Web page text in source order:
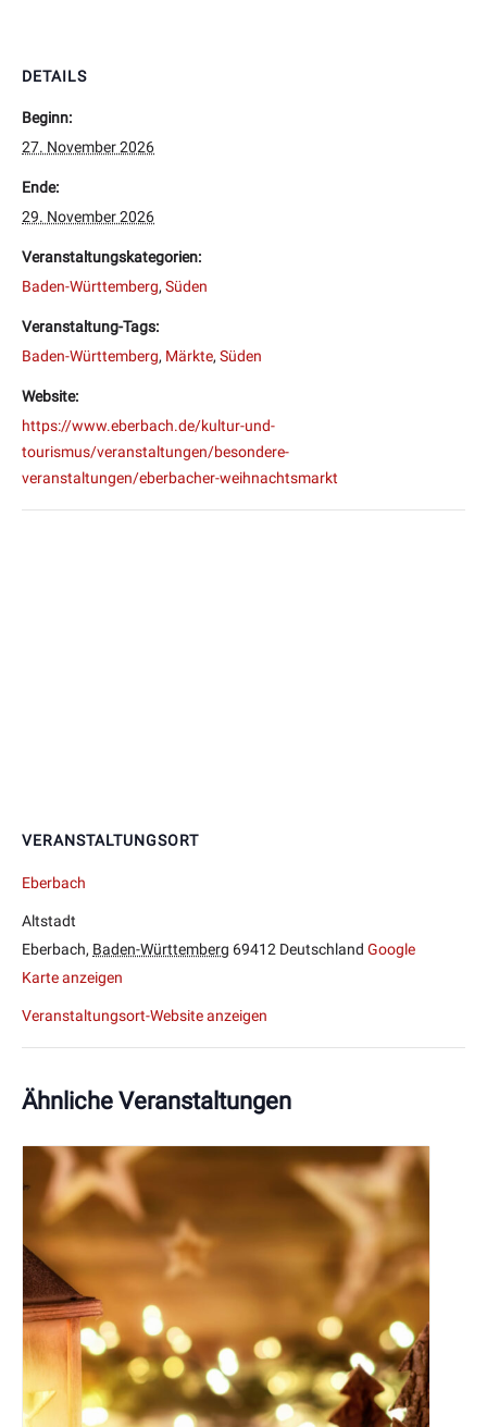
DETAILS
Beginn:
27. November 2026
Ende:
29. November 2026
Veranstaltungskategorien:
Baden-Württemberg, Süden
Veranstaltung-Tags:
Baden-Württemberg, Märkte, Süden
Website:
https://www.eberbach.de/kultur-und-
tourismus/veranstaltungen/besondere-
veranstaltungen/eberbacher-weihnachtsmarkt
VERANSTALTUNGSORT
Eberbach
Altstadt
Eberbach, Baden-Württemberg 69412 Deutschland Google
Karte anzeigen
Veranstaltungsort-Website anzeigen
Ähnliche Veranstaltungen